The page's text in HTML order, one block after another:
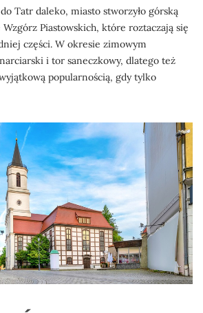
Tatr daleko, miasto stworzyło górską
Piastowskich, które roztaczają się
części. W okresie zimowym
i tor saneczkowy, dlatego też
popularnością, gdy tylko